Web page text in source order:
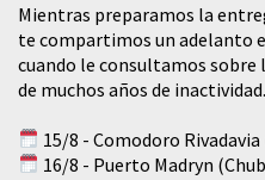
Mientras preparamos la
te compartimos un adelanto
cuando le consultamos sobre
de muchos años de inactividad.
15/8 - Comodoro
16/8 - Puerto Madryn